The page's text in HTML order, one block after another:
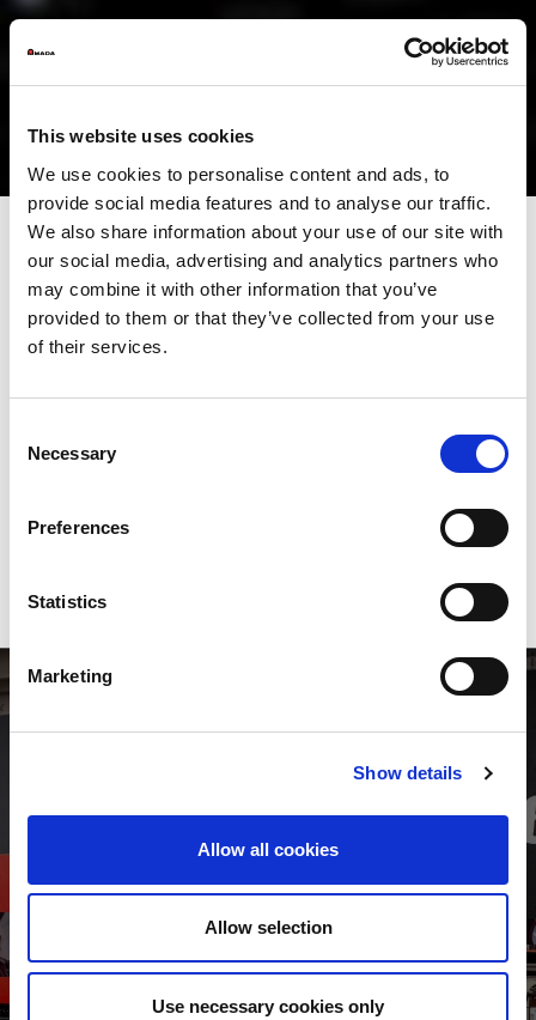
This website uses cookies
We use cookies to personalise content and ads, to
provide social media features and to analyse our traffic.
We also share information about your use of our site with
our social media, advertising and analytics partners who
may combine it with other information that you’ve
provided to them or that they’ve collected from your use
of their services.
Selection
Necessary
Preferences
Statistics
Marketing
Show details
Allow all cookies
Allow selection
Use necessary cookies only
Solution tout électrique 20t
AMADA a installé plus de 30 000 machines de poinçonnage
de notre expérience dans l’industrie et combine une structure de
entraînement servo-électrique, une tourelle de grande capacité
et un encombrement minimal. Ces fonctionnalités garantissent
TÉLÉCHARGER LA BROCHURE
ENCOMBREMENT MINIMAL
Alors que les machines de la série AE ont un encombrement
grand format. Equipées d'une tourelle d’outillage de grande